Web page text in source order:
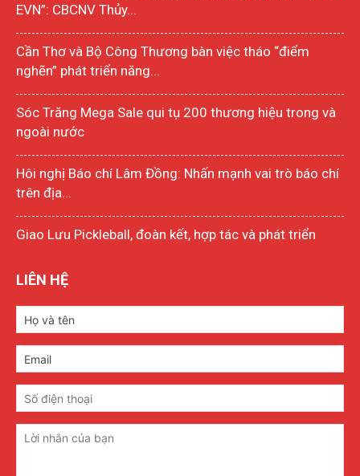
EVN”: CBCNV Thủy...
Cần Thơ và Bộ Công Thương bàn việc tháo “điểm
nghẽn” phát triển năng...
Sóc Trăng Mega Sale qui tụ 200 thương hiệu trong và
ngoài nước
Hôi nghị Báo chí Lâm Đồng: Nhấn mạnh vai trò báo chí
trên địa...
Giao Lưu Pickleball, đoàn kết, hợp tác và phát triển
LIÊN HỆ